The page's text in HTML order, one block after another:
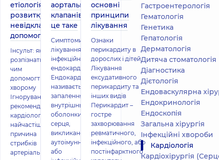
етіологія
розвитку,
невідкладна
допомога
Інсульт: як
розпізнати і
чим
допомогти
хворому
Ігнорування
рекомендацій
кардіолога –
найчастіша
причина
стрибків
артеріального
аортального
клапанів: що
це таке
Симптоми і
лікування
інфекційного
ендокардиту
Ендокардитом
називається
запалення
внутрішньої
оболонки
серця,
викликане
аутоімунним
або
основні
принципи
лікування
Ознаки
перикардиту в
дорослих і дітей.
Лікування
ексудативного
перикардиту та
інших видів
Перикардит –
гостре
захворювання
ревматичного,
інфекційного, або
постінфарктного
Гастроентерологія
Гематологія
Генетика
Гепатологія
Дерматологія
Дитяча стоматологія
Діагностика
Дієтологія
Ендоваскулярна
Ендокринологія
Ендоскопія
Загальна хірургія
Інфекційні хвороби
Кардіологія
Кардіохірургія